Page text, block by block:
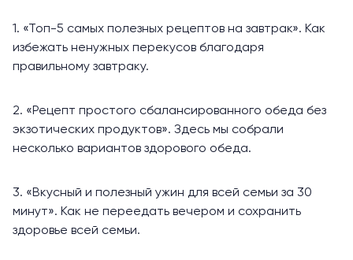
1. « Топ-5 самых полезных рецептов на завтрак». Как
избежать ненужных перекусов благодаря
правильному завтраку.
2. «Рецепт простого сбалансированного обеда без
экзотических продуктов». Здесь мы собрали
несколько вариантов здорового обеда.
3. «Вкусный и полезный ужин для всей семьи за 30
минут». Как не переедать вечером и сохранить
здоровье всей семьи.